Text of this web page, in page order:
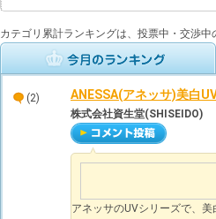
カテゴリ累計ランキングは、投票中・交渉
(2) ANESSA(アネッサ)美白
株式会社資生堂(SHISEIDO)
アネッサのUVシリーズで、